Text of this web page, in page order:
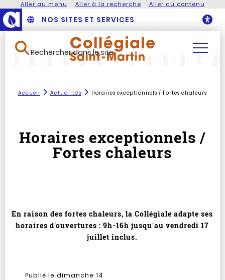
Aller au menu Aller à la recherche Aller au contenu
NOS SITES ET SERVICES
Rechercher dans le site
Accueil Actualités Horaires exceptionnels / Fortes chaleurs
Horaires exceptionnels /
Fortes chaleurs
En raison des fortes chaleurs, la Collégiale adapte ses
horaires d'ouvertures : 9h-16h jusqu'au vendredi 17
juillet inclus.
Publié le dimanche 14